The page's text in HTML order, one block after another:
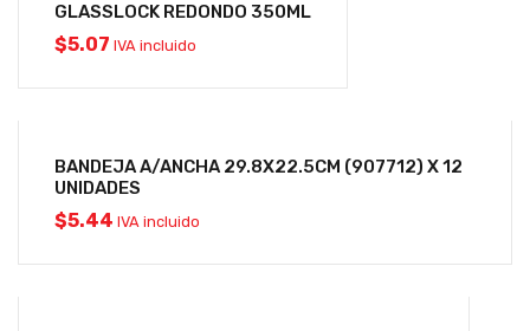
GLASSLOCK REDONDO 350ML
$5.07 IVA incluido
BANDEJA A/ANCHA 29.8X22.5CM (907712) X 12
UNIDADES
$5.44 IVA incluido